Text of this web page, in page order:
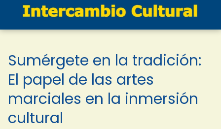
Sumérgete en la tradición:
El papel de las artes
marciales en la inmersión
cultural